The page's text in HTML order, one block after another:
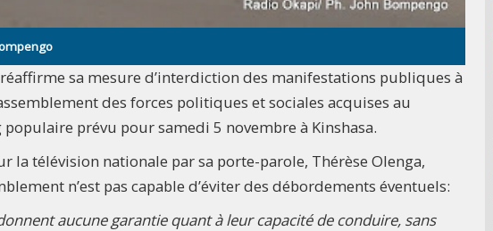
sa mesure d’interdiction des manifestations publiques à
des forces politiques et sociales acquises au
prévu pour samedi 5 novembre à Kinshasa.
la télévision nationale par sa porte-parole, Thérèse Olenga,
n’est pas capable d’éviter des débordements éventuels:
aucune garantie quant à leur capacité de conduire, sans